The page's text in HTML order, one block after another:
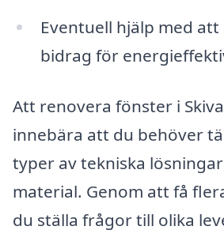
Eventuell hjälp med att
bidrag för
Att renovera fönster i
innebära att du behöver
typer av tekniska
material. Genom att få
du ställa frågor till olika